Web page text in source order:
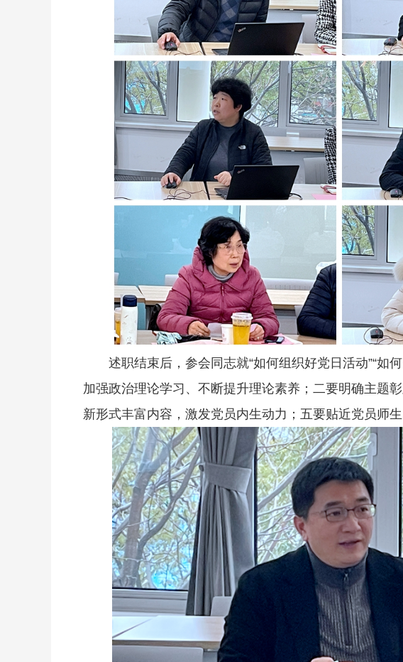
述职结束后，参会同志就“如何组织好党日活动”“
加强政治理论学习、不断提升理论素养；二要明确主题
新形式丰富内容，激发党员内生动力；五要贴近党员师